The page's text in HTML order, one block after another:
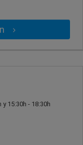
15:30h - 18:30h